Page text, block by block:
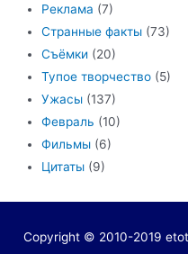
Реклама (7)
Странные факты (73)
Съёмки (20)
Тупое творчество (5)
Ужасы (137)
Февраль (10)
Фильмы (6)
Цитаты (9)
Copyright © 2010-2019